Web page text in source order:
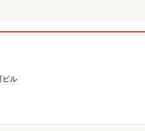
ビル